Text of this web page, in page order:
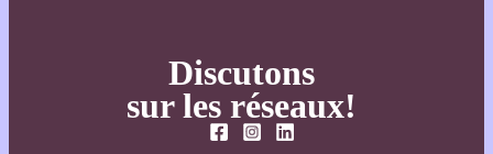
Discutons
sur les réseaux!